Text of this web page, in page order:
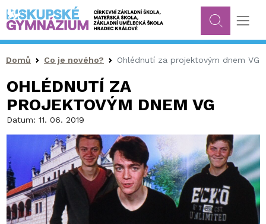
Drobečková navigace
Domů Co je nového? Ohlédnutí za projektovým dnem VG
OHLÉDNUTÍ ZA
PROJEKTOVÝM DNEM VG
Datum: 11. 06. 2019